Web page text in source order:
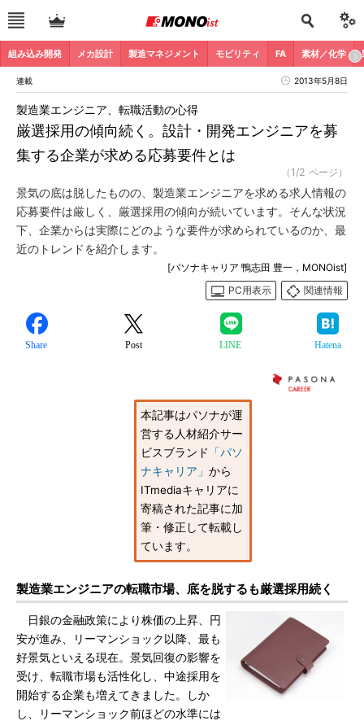
組み込み開発 メカ設計 製造マネジメント モビリティ FA 素材／化学
連載 2013年5月8日
厳選採用の傾向続く。設計・開発エンジニアを募
集する企業が求める応募要件とは
製造業エンジニア、転職活動の心得
（1/2 ページ）
景気の底は脱したものの、製造業エンジニアを求める求人情報の
応募要件は厳しく、厳選採用の傾向が続いています。そんな状況
下、企業からは実際にどのような要件が求められているのか、最
近のトレンドを紹介します。
[パソナキャリア 鴨志田 豊一，MONOist]
PC用表示
関連情報
Share Post LINE Hatena
本記事はパソナが運
営する人材紹介サー
ビスブランド
「パソ
ナキャリア」 から
ITmediaキャリアに
寄稿された記事に加
筆・修正して転載し
ています。
製造業エンジニアの転職市場、底を脱するも厳選採用続く
日銀の金融政策により株価の上昇、円
安が進み、リーマンショック以降、最も
好景気といえる現在。景気回復の影響を
受け、転職市場も活性化し、中途採用を
開始する企業も増えてきました。しか
し、リーマンショック前ほどの水準には